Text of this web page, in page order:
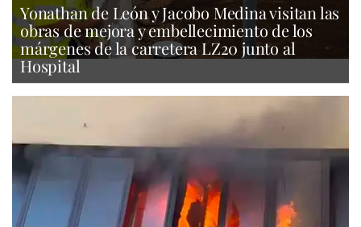
Yonathan de León y Jacobo Medina visitan las
obras de mejora y embellecimiento de los
márgenes de la carretera LZ20 junto al
Hospital